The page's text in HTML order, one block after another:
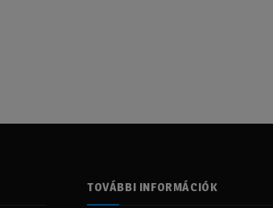
TOVÁBBI INFORMÁCIÓK